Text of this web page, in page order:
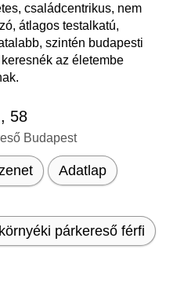
családcentrikus, nem
átlagos testalkatú,
szintén budapesti
az életembe
, 58
Budapest
Adatlap
párkereső férfi